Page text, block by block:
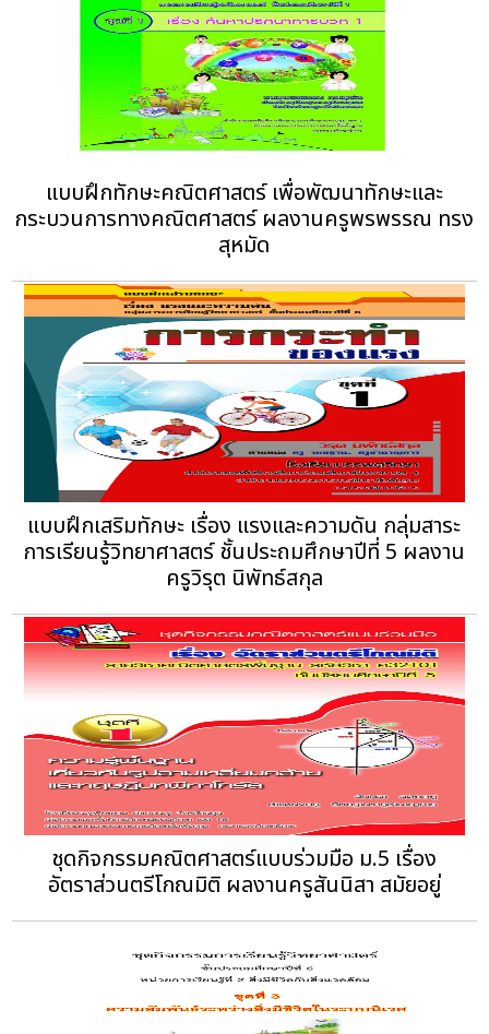
แบบฝึกทักษะคณิตศาสตร์ เพื่อพัฒนาทักษะและ
กระบวนการทางคณิตศาสตร์ ผลงานครูพรพรรณ ทรง
สุหมัด
แบบฝึกเสริมทักษะ เรื่อง แรงและความดัน กลุ่มสาระ
การเรียนรู้วิทยาศาสตร์ ชั้นประถมศึกษาปีที่ 5 ผลงาน
ครูวิรุต นิพัทธ์สกุล
ชุดกิจกรรมคณิตศาสตร์แบบร่วมมือ ม.5 เรื่อง
อัตราส่วนตรีโกณมิติ ผลงานครูสันนิสา สมัยอยู่